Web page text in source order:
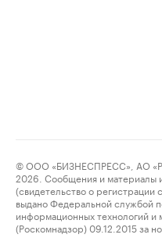
© ООО «БИЗНЕСПРЕСС», АО
2026. Сообщения и материалы
(свидетельство о
выдано Федеральной службой
информационных технологий и
(Роскомнадзор) 09.12.2015 за